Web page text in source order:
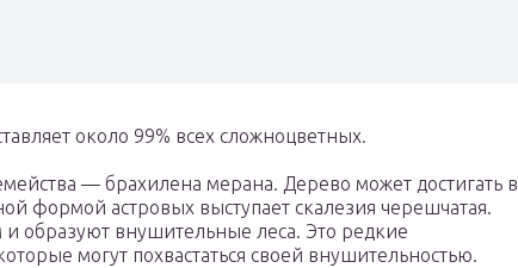
около 99% всех сложноцветных.
— брахилена мерана. Дерево может достигать в
формой астровых выступает скалезия черешчатая.
образуют внушительные леса. Это редкие
могут похвастаться своей внушительностью.